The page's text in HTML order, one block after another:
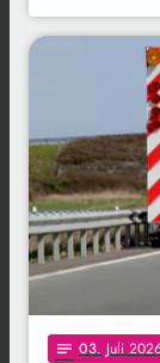
notes 03. Juli